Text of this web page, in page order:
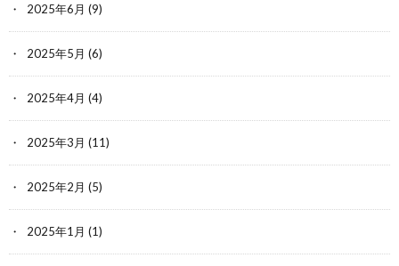
2025年6月 (9)
2025年5月 (6)
2025年4月 (4)
2025年3月 (11)
2025年2月 (5)
2025年1月 (1)